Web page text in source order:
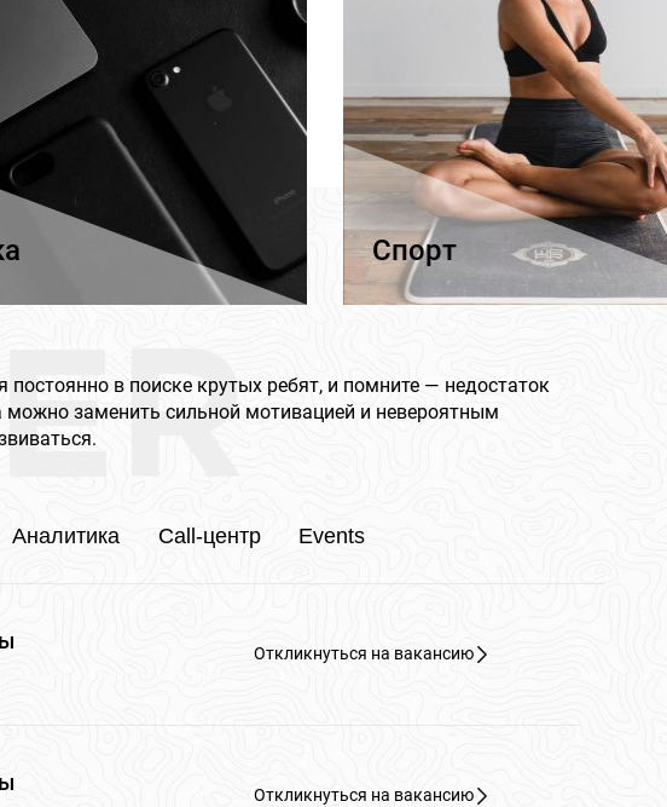
Спорт
постоянно в поиске крутых ребят, и помните — недостаток
можно заменить сильной мотивацией и невероятным
Аналитика Call-центр Events
Откликнуться на вакансию
Откликнуться на вакансию